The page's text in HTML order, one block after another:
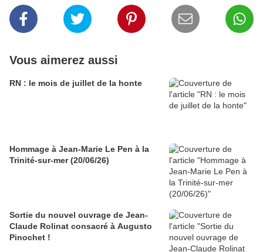
Vous aimerez aussi
RN : le mois de juillet de la honte
Hommage à Jean-Marie Le Pen à la
Trinité-sur-mer (20/06/26)
Sortie du nouvel ouvrage de Jean-
Claude Rolinat consacré à Augusto
Pinochet !